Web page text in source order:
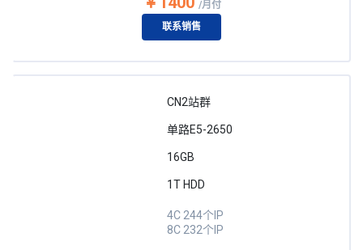
/月付
联系销售
CN2站群
单路E5-2650
16GB
1T HDD
4C 244个IP
8C 232个IP